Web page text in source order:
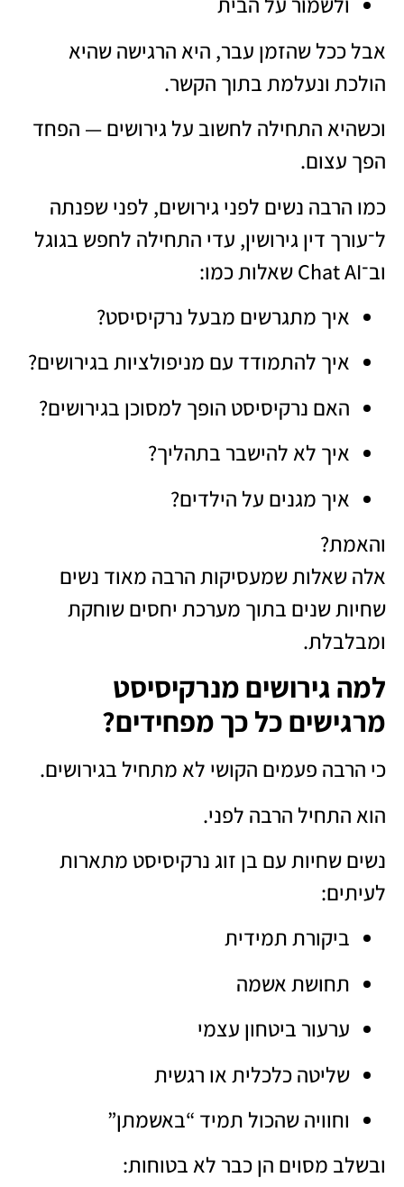
אבל ככל שהזמן עבר, היא הרגישה שהיא
הולכת ונעלמת בתוך הקשר.
וכשהיא התחילה לחשוב על גירושים — הפחד
הפך עצום.
כמו הרבה נשים לפני גירושים, לפני שפנתה
ל־עורך דין גירושין, עדי התחילה לחפש בגוגל
וב־Chat AI שאלות כמו:
איך מתגרשים מבעל נרקיסיסט?
איך להתמודד עם מניפולציות בגירושים?
האם נרקיסיסט הופך למסוכן בגירושים?
איך לא להישבר בתהליך?
איך מגנים על הילדים?
והאמת?
אלה שאלות שמעסיקות הרבה מאוד נשים
שחיות שנים בתוך מערכת יחסים שוחקת
ומבלבלת.
למה גירושים מנרקיסיסט
מרגישים כל כך מפחידים?
כי הרבה פעמים הקושי לא מתחיל בגירושים.
הוא התחיל הרבה לפני.
נשים שחיות עם בן זוג נרקיסיסט מתארות
לעיתים:
ביקורת תמידית
תחושת אשמה
ערעור ביטחון עצמי
שליטה כלכלית או רגשית
וחוויה שהכול תמיד “באשמתן”
ובשלב מסוים הן כבר לא בטוחות: